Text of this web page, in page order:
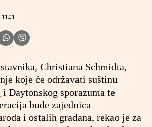
Christiana Schmidta,
koje će održavati suštinu
Daytonskog sporazuma te
bude zajednica
i ostalih građana, rekao je za